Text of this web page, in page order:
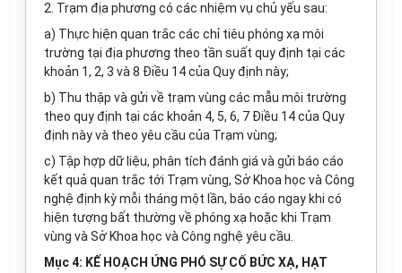
2. Trạm địa phương có các nhiệm vụ chủ yếu sau:
a) Thực hiện quan trắc các chỉ tiêu phóng xạ môi
trường tại địa phương theo tần suất quy định tại các
khoản 1, 2, 3 và 8 Điều 14 của Quy định này;
b) Thu thập và gửi về trạm vùng các mẫu môi trường
theo quy định tại các khoản 4, 5, 6, 7 Điều 14 của Quy
định này và theo yêu cầu của Trạm vùng;
c) Tập hợp dữ liệu, phân tích đánh giá và gửi báo cáo
kết quả quan trắc tới Trạm vùng, Sở Khoa học và Công
nghệ định kỳ mỗi tháng một lần, báo cáo ngay khi có
hiện tượng bất thường về phóng xạ hoặc khi Trạm
vùng và Sở Khoa học và Công nghệ yêu cầu.
Mục 4: KẾ HOẠCH ỨNG PHÓ SỰ CỐ BỨC XẠ, HẠT